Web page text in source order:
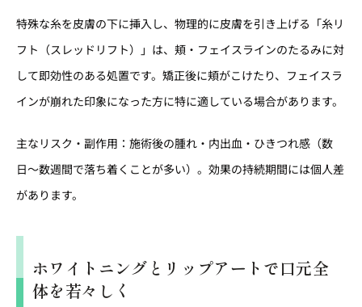
特殊な糸を皮膚の下に挿入し、物理的に皮膚を引き上げる「糸リ
フト（スレッドリフト）」は、頬・フェイスラインのたるみに対
して即効性のある処置です。矯正後に頬がこけたり、フェイスラ
インが崩れた印象になった方に特に適している場合があります。
主なリスク・副作用：施術後の腫れ・内出血・ひきつれ感（数
日〜数週間で落ち着くことが多い）。効果の持続期間には個人差
があります。
ホワイトニングとリップアートで口元全
体を若々しく